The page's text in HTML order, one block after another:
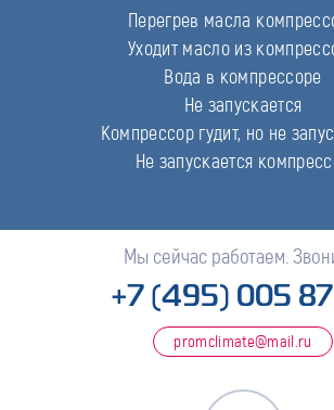
Перегрев масла
Уходит масло из
Вода в компрессоре
Не запускается
Компрессор гудит, но не
Не запускается
Мы сейчас работаем.
+7 (495) 005
promclimate@mail.ru